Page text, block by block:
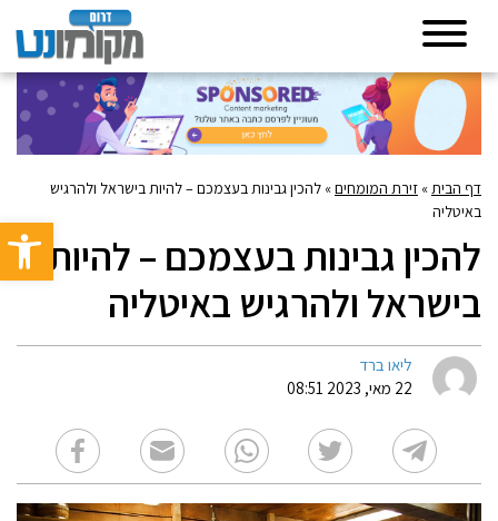
פתח
דף הבית» זירת המומחים» להכין גבינות בעצמכם – להיות בישראל ולהרגיש
באיטליה
להכין גבינות בעצמכם – להיות
בישראל ולהרגיש באיטליה
ליאו ברד
22 מאי, 2023 08:51